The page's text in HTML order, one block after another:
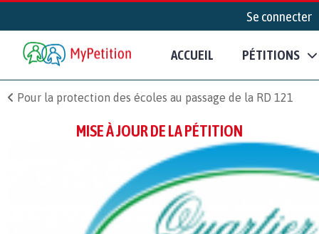
Se connecter
ACCUEIL PÉTITIONS
Pour la protection des écoles au passage de la RD 121
MISE À JOUR DE LA PÉTITION